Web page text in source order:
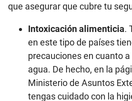
que asegurar que cubre tu
Intoxicación alimenticia.
en este tipo de países
precauciones en cuanto a
agua. De hecho, en la
Ministerio de Asuntos
tengas cuidado con la